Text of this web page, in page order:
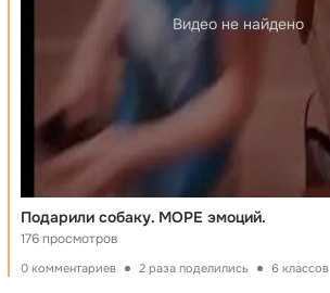
Видео не найдено
Подарили собаку. МОРЕ эмоций.
176 просмотров
0 комментариев 2 раза поделились 6 классов